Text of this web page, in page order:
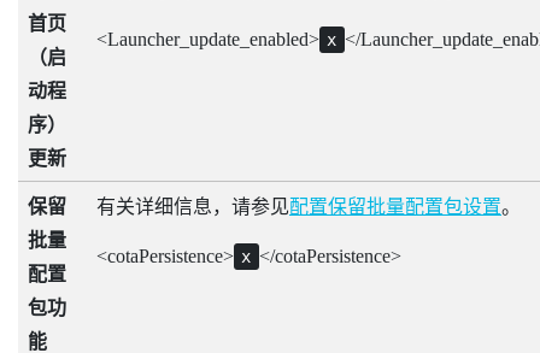
首页
（启
动程
序）
更新
<Launcher_update_enabled> x </
保留
批量
配置
包功
能
有关详细信息，请参见配置保留批量配置包设置。
<cotaPersistence> x </cotaPersistence>